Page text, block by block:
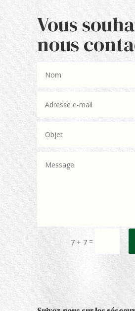
Vous
nous
7 + 7 =